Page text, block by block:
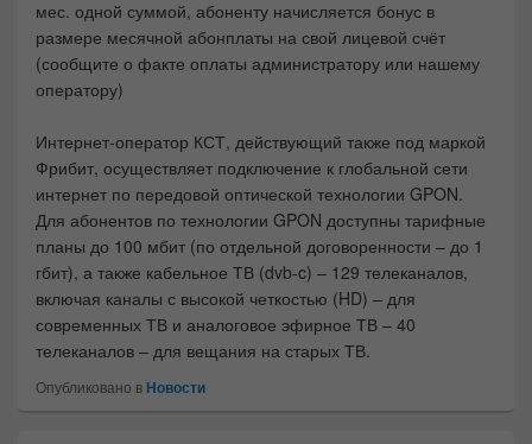
мес. одной суммой, абоненту начисляется бонус в
размере месячной абонплаты на свой лицевой счёт
(сообщите о факте оплаты администратору или нашему
оператору)
Интернет-оператор КСТ, действующий также под маркой
Фрибит, осуществляет подключение к глобальной сети
интернет по передовой оптической технологии GPON.
Для абонентов по технологии GPON доступны тарифные
планы до 100 мбит (по отдельной договоренности – до 1
гбит), а также кабельное ТВ (dvb-c) – 129 телеканалов,
включая каналы с высокой четкостью (HD) – для
современных ТВ и аналоговое эфирное ТВ – 40
телеканалов – для вещания на старых ТВ.
Опубликовано в Новости